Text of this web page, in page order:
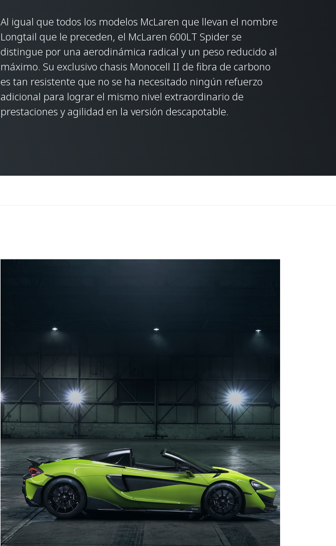
Al igual que todos los modelos McLaren que llevan el nombre
Longtail que le preceden, el McLaren 600LT Spider se
distingue por una aerodinámica radical y un peso reducido al
máximo. Su exclusivo chasis Monocell II de fibra de carbono
es tan resistente que no se ha necesitado ningún refuerzo
adicional para lograr el mismo nivel extraordinario de
prestaciones y agilidad en la versión descapotable.